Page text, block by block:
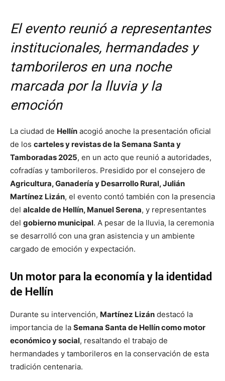
El evento reunió a representantes
institucionales, hermandades y
tamborileros en una noche
marcada por la lluvia y la
emoción
La ciudad de Hellín acogió anoche la presentación oficial
de los carteles y revistas de la Semana Santa y
Tamboradas 2025, en un acto que reunió a autoridades,
cofradías y tamborileros. Presidido por el consejero de
Agricultura, Ganadería y Desarrollo Rural, Julián
Martínez Lizán, el evento contó también con la presencia
del alcalde de Hellín, Manuel Serena, y representantes
del gobierno municipal. A pesar de la lluvia, la ceremonia
se desarrolló con una gran asistencia y un ambiente
cargado de emoción y expectación.
Un motor para la economía y la identidad
de Hellín
Durante su intervención, Martínez Lizán destacó la
importancia de la Semana Santa de Hellín como motor
económico y social, resaltando el trabajo de
hermandades y tamborileros en la conservación de esta
tradición centenaria.